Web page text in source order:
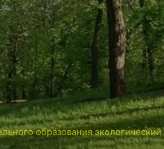
образования